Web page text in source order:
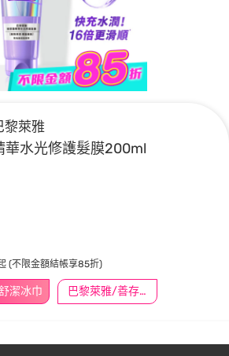
黎萊雅
華水光修護髮膜200ml
潔冰巾 巴黎萊雅/善存/挺立/克補滿$1588折$100
(不限金額結帳享85折)